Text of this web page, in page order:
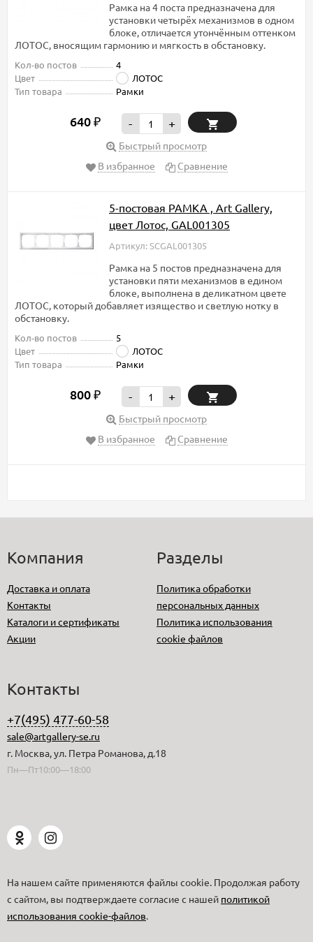
Рамка на 4 поста предназначена для
установки четырёх механизмов в одном
блоке, отличается утончённым оттенком
ЛОТОС, вносящим гармонию и мягкость в обстановку.
Кол-во постов
4
Цвет
ЛОТОС
Тип товара
Рамки
640 ₽ - +
Быстрый просмотр
В избранное
Сравнение
5-постовая РАМКА , Art Gallery,
цвет Лотос, GAL001305
Артикул: SCGAL001305
Рамка на 5 постов предназначена для
установки пяти механизмов в едином
блоке, выполнена в деликатном цвете
ЛОТОС, который добавляет изящество и светлую нотку в
обстановку.
Кол-во постов
5
Цвет
ЛОТОС
Тип товара
Рамки
800 ₽ - +
Быстрый просмотр
В избранное
Сравнение
Компания
Доставка и оплата
Контакты
Каталоги и сертификаты
Акции
Разделы
Политика обработки
персональных данных
Политика использования
cookie файлов
Контакты
+7(495) 477-60-58
sale@artgallery-se.ru
г. Москва, ул. Петра Романова, д.18
Пн—Пт10:00—18:00
На нашем сайте применяются файлы cookie. Продолжая работу
с сайтом, вы подтверждаете согласие с нашей политикой
использования cookie-файлов.